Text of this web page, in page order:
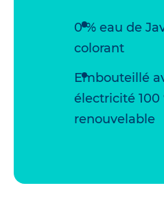
0 % eau de
colorant
Embouteillé
électricité 100
renouvelable